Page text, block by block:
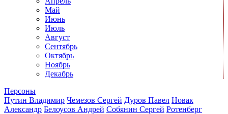
Май
Июнь
Июль
Август
Сентябрь
Октябрь
Ноябрь
Декабрь
Персоны
Путин Владимир Чемезов Сергей Дуров Павел Новак
Александр Белоусов Андрей Собянин Сергей Ротенберг